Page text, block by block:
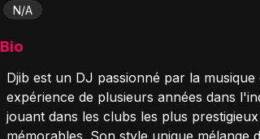
N/A
Bio
Djib est un DJ passionné par la
expérience de plusieurs années dans
jouant dans les clubs les plus